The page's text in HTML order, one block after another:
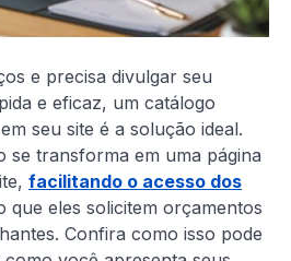
e precisa divulgar seu
e eficaz, um catálogo
seu site é a solução ideal.
se transforma em uma página
facilitando o acesso dos
que eles solicitem orçamentos
Confira como isso pode